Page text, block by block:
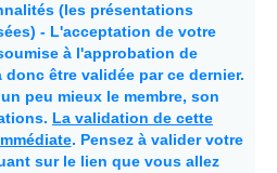
(les présentations
- L'acceptation de votre
à l'approbation de
donc être validée par ce dernier.
peu mieux le membre, son
La validation de cette
. Pensez à valider votre
sur le lien que vous allez